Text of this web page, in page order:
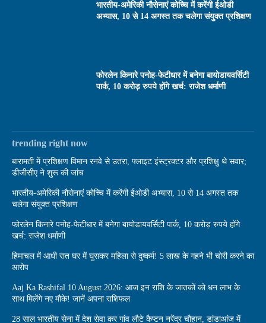
भारतीय-अमेरिकी नौसेनाएं कोच्चि में करेंगी ईओडी
अभ्यास, 10 से 14 अगस्त तक चलेगा संयुक्त प्रशिक्षण
फोरलेन किनारे पनोह-फेटीधार में बनेगा बायोडायवर्सिटी
पार्क, 10 करोड़ रुपये होंगे खर्च: राजेश धर्माणी
trending right now
बारामती में प्रशिक्षण विमान रनवे से उतरा, फ्लाइट इंस्ट्रक्टर और प्रशिक्षु थे सवार;
डीजीसीए ने शुरू की जांच
भारतीय-अमेरिकी नौसेनाएं कोच्चि में करेंगी ईओडी अभ्यास, 10 से 14 अगस्त तक
चलेगा संयुक्त प्रशिक्षण
फोरलेन किनारे पनोह-फेटीधार में बनेगा बायोडायवर्सिटी पार्क, 10 करोड़ रुपये होंगे
खर्च: राजेश धर्माणी
हिमाचल में आधी रात घर में घुसकर महिला से दुष्कर्म! 5 लाख के गहने भी चोरी करने का
आरोप
Aaj Ka Rashifal 10 August 2026: आज इन राशि के जातकों को धन लाभ के
साथ मिलेंगे नए मौके! जानें अपना राशिफल
28 साल भारतीय सेना में देश सेवा कर गांव लौटे कैप्टन नरेंद्र चौहान, डांडाआंज में